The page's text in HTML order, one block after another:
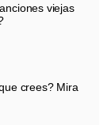
viejas
crees? Mira